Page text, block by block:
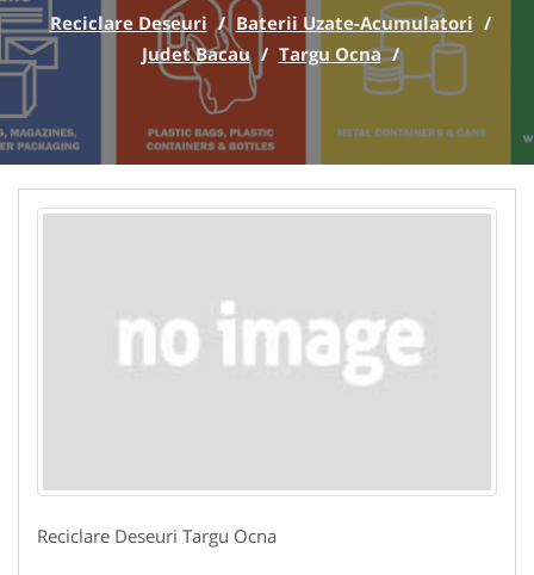
Reciclare Deseuri / Baterii Uzate-Acumulatori /
Judet Bacau / Targu Ocna /
Reciclare Deseuri Targu Ocna